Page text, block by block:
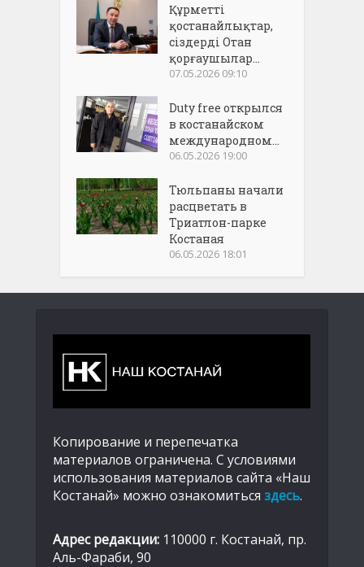
Құрметті
қостанайлықтар,
сіздерді Отан
қорғаушылар...
07.05.2026 09:10
Duty free открылся
в костанайском
международном...
06.05.2026 19:00
Тюльпаны начали
расцветать в
Триатлон-парке
Костаная
06.05.2026 18:01
Копирование и перепечатка
материалов ограничена. С условиями
использования материалов сайта «Наш
Костанай» можно ознакомиться здесь.
Адрес редакции: 110000 г. Костанай, пр.
Аль-Фараби, 90